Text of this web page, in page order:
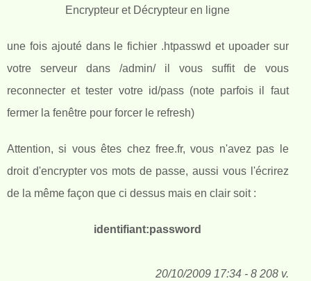
Encrypteur et Décrypteur en ligne
une fois ajouté dans le fichier .htpasswd et upoader sur
votre serveur dans /admin/ il vous suffit de vous
reconnecter et tester votre id/pass (note parfois il faut
fermer la fenêtre pour forcer le refresh)
Attention, si vous êtes chez free.fr, vous n'avez pas le
droit d'encrypter vos mots de passe, aussi vous l'écrirez
de la même façon que ci dessus mais en clair soit :
identifiant:password
20/10/2009 17:34 - 8 208 v.